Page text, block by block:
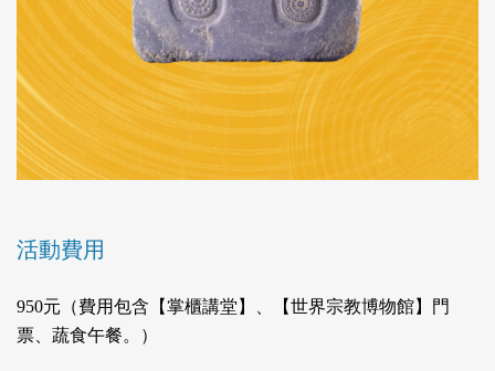
活動費用
950元（費用包含【掌櫃講堂】、【世界宗教博物館】門
票、蔬食午餐。）